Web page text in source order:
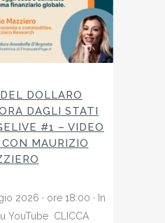
DOLLARO
DAGLI STATI
#1 – VIDEO
MAURIZIO
2026 · ore 18:00 · In
YouTube CLICCA